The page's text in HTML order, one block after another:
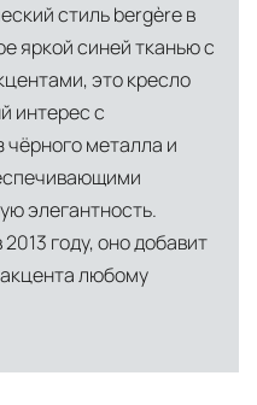
стиль bergère в
яркой синей тканью с
это кресло
интерес с
металла и
элегантность.
году, оно добавит
любому